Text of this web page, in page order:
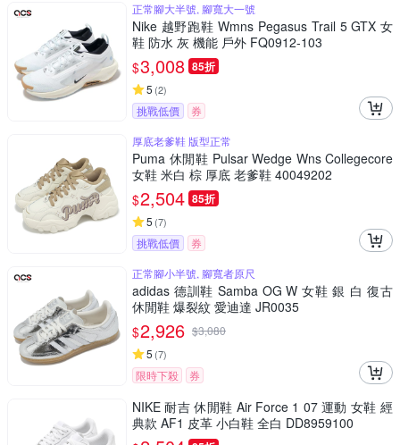
正常腳大半號, 腳寬大一號
Nike 越野跑鞋 Wmns Pegasus Trail 5 GTX 女
鞋 防水 灰 機能 戶外 FQ0912-103
$3,008 85折
5 (2)
挑戰低價
券
厚底老爹鞋 版型正常
Puma 休閒鞋 Pulsar Wedge Wns Collegecore
女鞋 米白 棕 厚底 老爹鞋 40049202
$2,504 85折
5 (7)
挑戰低價
券
正常腳小半號, 腳寬者原尺
adidas 德訓鞋 Samba OG W 女鞋 銀 白 復古
休閒鞋 爆裂紋 愛迪達 JR0035
$2,926 $3,080
5 (7)
限時下殺 券
NIKE 耐吉 休閒鞋 Air Force 1 07 運動 女鞋 經
典款 AF1 皮革 小白鞋 全白 DD8959100